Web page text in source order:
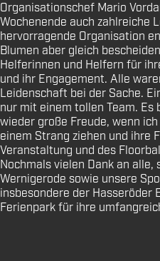
Organisationschef Mario
Wochenende auch zahlreiche
hervorragende Organisation
Blumen aber gleich
Helferinnen und Helfern für
und ihr Engagement. Alle
Leidenschaft bei der Sache.
nur mit einem tollen Team.
wieder große Freude, wenn
einem Strang ziehen und ihre
Veranstaltung und des
Nochmals vielen Dank an alle,
Wernigerode sowie unsere
insbesondere der Hasseröder
Ferienpark für ihre